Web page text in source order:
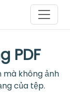
PDF
mà không ảnh
của tệp.